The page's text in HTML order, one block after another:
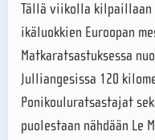
Tällä viikolla kilpaillaan
ikäluokkien Euroopan
Matkaratsastuksessa
Julliangesissa 120
Ponikouluratsastajat
puolestaan nähdään Le